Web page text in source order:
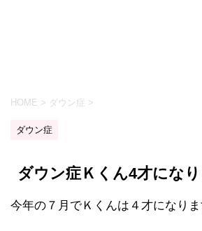
HOME > ダウン症 >
ダウン症
ダウン症Ｋくん4才にな
今年の７月でＫくんは４才になりま